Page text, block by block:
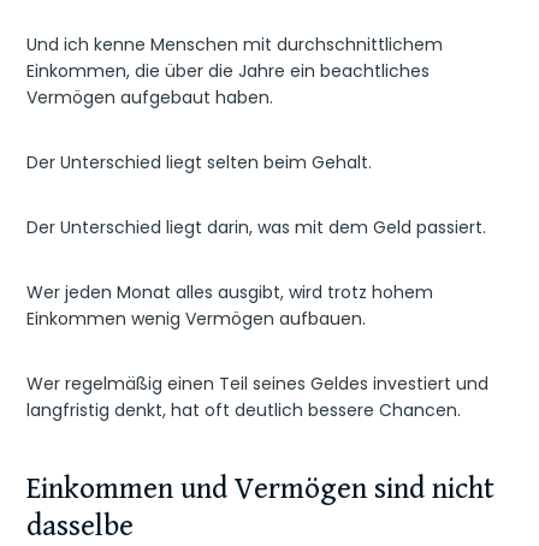
Und ich kenne Menschen mit durchschnittlichem
Einkommen, die über die Jahre ein beachtliches
Vermögen aufgebaut haben.
Der Unterschied liegt selten beim Gehalt.
Der Unterschied liegt darin, was mit dem Geld passiert.
Wer jeden Monat alles ausgibt, wird trotz hohem
Einkommen wenig Vermögen aufbauen.
Wer regelmäßig einen Teil seines Geldes investiert und
langfristig denkt, hat oft deutlich bessere Chancen.
Einkommen und Vermögen sind nicht
dasselbe